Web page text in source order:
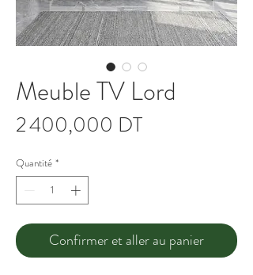
Meuble TV Lord
2 400,000 DTPrix
Quantité *
Confirmer et aller au panier